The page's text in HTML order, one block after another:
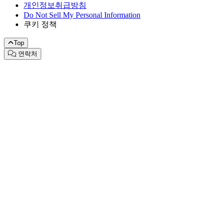
개인정보취급방침
Do Not Sell My Personal Information
쿠키 정책
Top
연락처